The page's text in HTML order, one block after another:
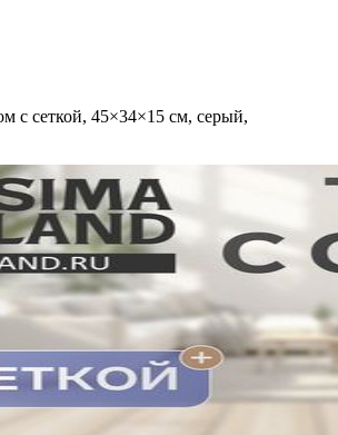
с сеткой, 45×34×15 см, серый,